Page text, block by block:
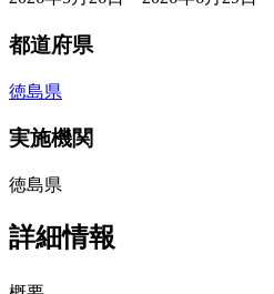
都道府県
徳島県
実施機関
徳島県
詳細情報